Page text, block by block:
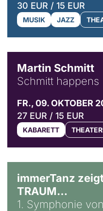
30 EUR / 15 EUR
MUSIK JAZZ
Martin Schmitt
Schmitt happens
FR., 09. OKTOBER
27 EUR / 15 EUR
KABARETT
immerTanz
TRAUM…
1. Symphonie